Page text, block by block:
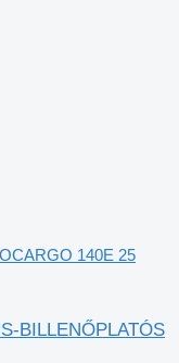
140E 25
BILLENŐPLATÓS